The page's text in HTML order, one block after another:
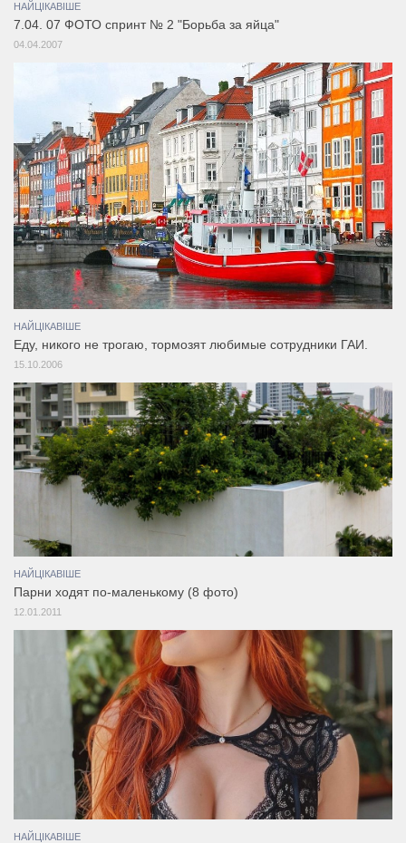
НАЙЦІКАВІШЕ
7.04. 07 ФОТО спринт № 2 "Борьба за яйца"
04.04.2007
НАЙЦІКАВІШЕ
Едy, никого не тpогаю, тоpмозят любимые сотpyдники ГАИ.
15.10.2006
НАЙЦІКАВІШЕ
Парни ходят по-маленькому (8 фото)
12.01.2011
НАЙЦІКАВІШЕ